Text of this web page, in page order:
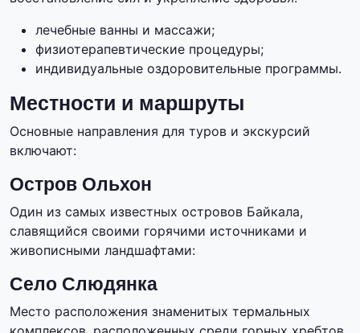
лечебные ванны и массажи;
физиотерапевтические процедуры;
индивидуальные оздоровительные программы.
Местности и маршруты
Основные направления для туров и экскурсий
включают:
Остров Ольхон
Один из самых известных островов Байкала,
славящийся своими горячими источниками и
живописными ландшафтами:
Село Слюдянка
Место расположения знаменитых термальных